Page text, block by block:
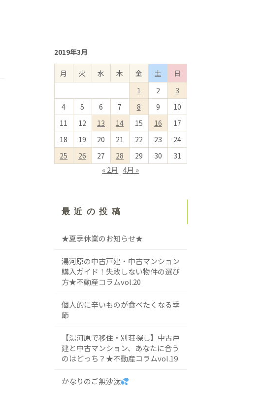
2019年3月
月 火 水 木 金 土
日
1
2
3
4
5 6 7 8 9
10
11
12 13 14 15 16
17
18
19 20 21 22 23
24
25
26 27 28 29 30 31
« 2月 4月 »
最近の投稿
★夏季休業のお知らせ★
湯河原の中古戸建・中古マンション
購入ガイド！失敗しない物件の選び
方★不動産コラムvol.20
個人的に辛いものが食べたくなる季
節
【湯河原で移住・別荘探し】中古戸
建と中古マンション、あなたに合う
のはどっち？★不動産コラムvol.19
かなりのご無沙汰